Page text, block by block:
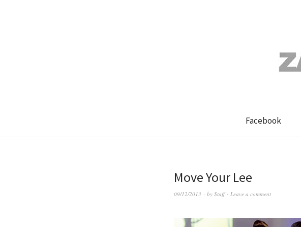
Facebook
Move Your Lee
09/12/2013 by Staff Leave a comment